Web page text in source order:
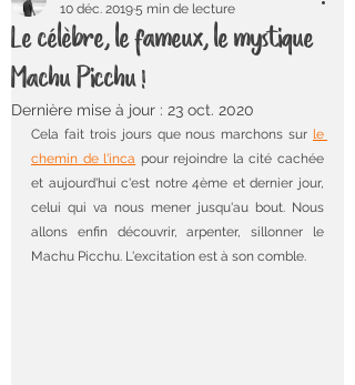
Le célèbre, le fameux, le mystique
Machu Picchu !
10 déc. 20195 min de lecture
Dernière mise à jour : 23 oct. 2020
Cela fait trois jours que nous marchons sur le
chemin de l'inca pour rejoindre la cité cachée
et aujourd'hui c'est notre 4ème et dernier jour,
celui qui va nous mener jusqu'au bout. Nous
allons enfin découvrir, arpenter, sillonner le
Machu Picchu. L'excitation est à son comble.